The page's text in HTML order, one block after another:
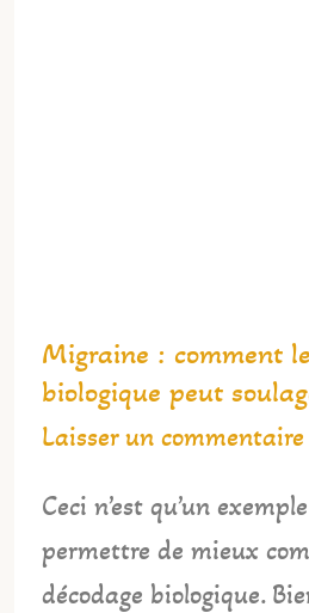
Migraine : comment
biologique peut
Laisser un commentaire
Ceci n’est qu’un
permettre de mieux
décodage biologique.
?